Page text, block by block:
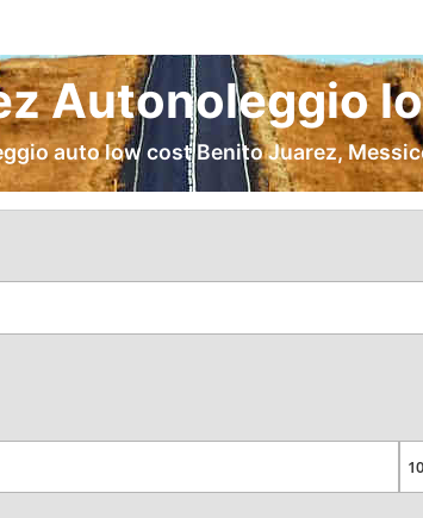
Autonoleggio
auto low cost Benito Juarez,